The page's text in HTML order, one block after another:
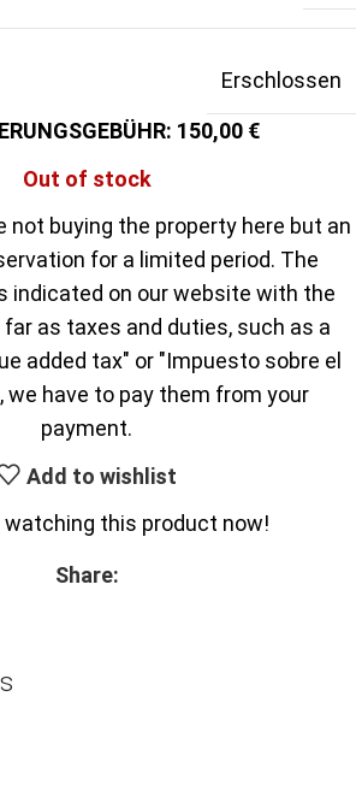
Erschlossen
150,00
Out of stock
not buying the property here but an
for a limited period. The
indicated on our website with the
as taxes and duties, such as a
added tax" or "Impuesto sobre el
we have to pay them from your
payment.
Add to wishlist
watching this product now!
Share: